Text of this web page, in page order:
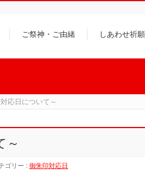
ご祭神・ご由緒 しあわせ祈
応日について～
～
ゴリー : 御朱印対応日